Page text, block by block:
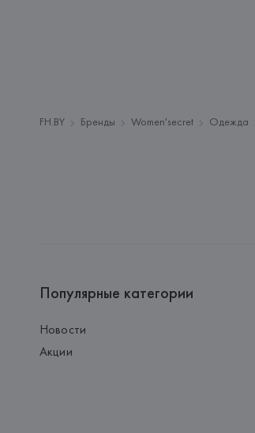
FH.BY Бренды Women'secret Одежда
Популярные категории
Новости
Акции